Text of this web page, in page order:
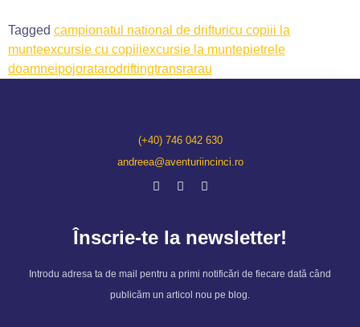
Tagged campionatul national de drifturicu copiii la
munteexcursie cu copiiiexcursie la muntepietrele
doamneipojoratarodriftingtransrarau
(+40) 746 042 630
andreea@aventuriincinci.ro
Înscrie-te la newsletter!
Introdu adresa ta de mail pentru a primi notificări de fiecare dată când
publicăm un articol nou pe blog.